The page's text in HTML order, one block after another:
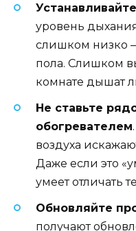
уровень
слишком низко
пола. Слишком
комнате дышат
Не ставьте
обогревателем
воздуха
Даже если это
умеет отличать
Обновляйте
получают